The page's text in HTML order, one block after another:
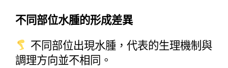
不同部位水腫的形成差異
不同部位出現水腫，代表的生理機制與
調理方向並不相同。